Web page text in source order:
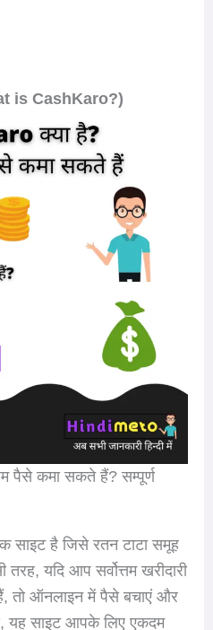
is CashKaro?)
पैसे कमा सकते हैं? सम्पूर्ण
है जिसे रतन टाटा समूह
तरह, यदि आप सर्वोत्तम खरीदारी
तो ऑनलाइन में पैसे बचाएं और
यह साइट आपके लिए एकदम